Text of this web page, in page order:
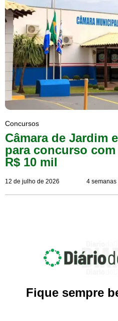
Concursos
Câmara de Jardim
para concurso
R$ 10 mil
12 de julho de 2026 4 semanas
Fique sempre